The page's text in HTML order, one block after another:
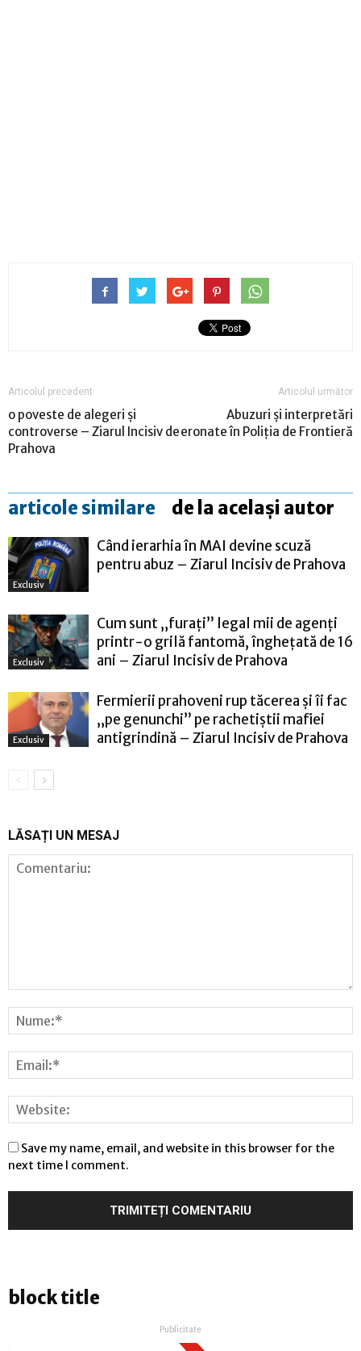
Articolul precedent
o poveste de alegeri și
controverse – Ziarul Incisiv de
Prahova
Articolul următor
Abuzuri și interpretări
eronate în Poliția de Frontieră
articole similare de la același autor
Exclusiv
Când ierarhia în MAI devine scuză
pentru abuz – Ziarul Incisiv de Prahova
Exclusiv
Cum sunt „furați” legal mii de agenți
printr-o grilă fantomă, înghețată de 16
ani – Ziarul Incisiv de Prahova
Exclusiv
Fermierii prahoveni rup tăcerea și îi fac
„pe genunchi” pe rachetiștii mafiei
antigrindină – Ziarul Incisiv de Prahova
LĂSAȚI UN MESAJ
Save my name, email, and website in this browser for the
next time I comment.
block title
Publicitate